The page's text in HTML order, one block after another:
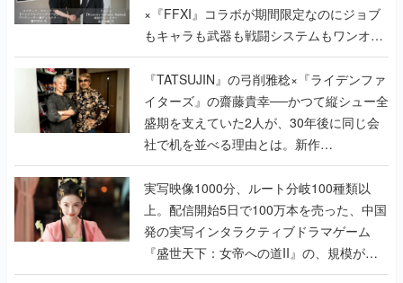
く
『TATSUJIN』の弓削雅稔×『ライデンファ
イターズ』の齋藤貴幸──かつて縦シュー全
盛期を支えていた2人が、30年後に同じ会
社で机を並べる理由とは。新作
『TATSUJIN EXTREME』で初タッグを組
んだレジェンド2人に訊く開発秘話
実写映像1000分、ルート分岐100種類以
上。配信開始5日で100万本を売った、中国
発の実写インタラクティブドラマゲーム
『盛世天下：女帝への道II』の、規模が違
うこだわりをプロデューサーに聞いた
半年でアプリストアをオープン？ スマホア
プリの“代替ストア”として、わずか6ヵ月で
国内向けローンチを行った発見型ストア